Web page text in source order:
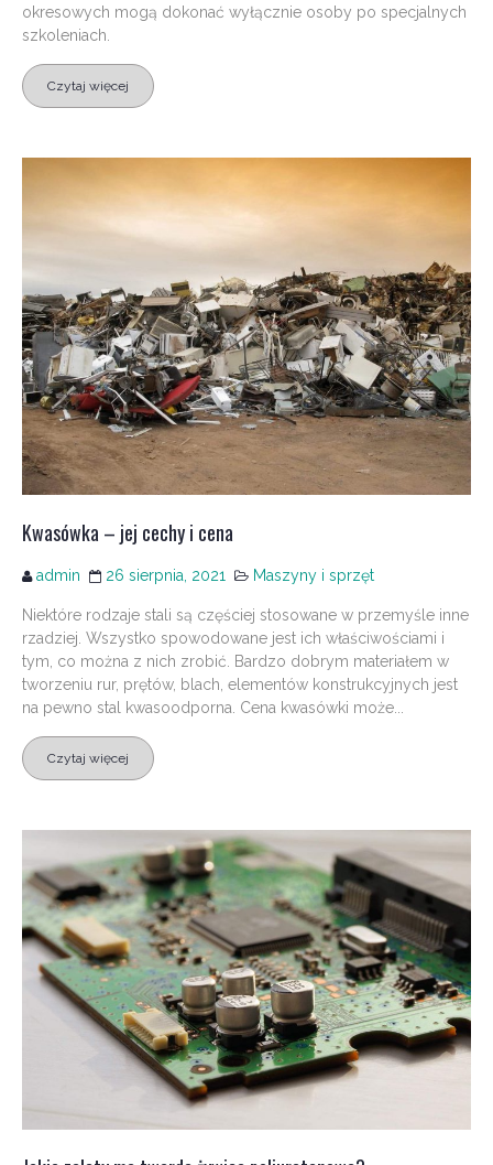
okresowych mogą dokonać wyłącznie osoby po specjalnych
szkoleniach.
Czytaj więcej
Kwasówka – jej cechy i cena
admin 26 sierpnia, 2021 Maszyny i sprzęt
Niektóre rodzaje stali są częściej stosowane w przemyśle inne
rzadziej. Wszystko spowodowane jest ich właściwościami i
tym, co można z nich zrobić. Bardzo dobrym materiałem w
tworzeniu rur, prętów, blach, elementów konstrukcyjnych jest
na pewno stal kwasoodporna. Cena kwasówki może...
Czytaj więcej